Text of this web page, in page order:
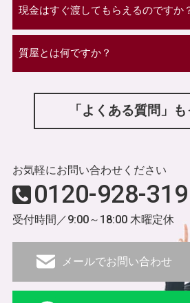
現金はすぐ渡してもらえるのですか
質屋とは何ですか？
「よくある質問」
お気軽にお問い合わせください
0120-928-319
受付時間／9:00～18:00 木曜定休
メールでお問い合わせ